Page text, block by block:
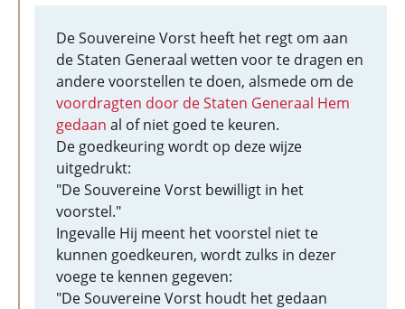
De Souvereine Vorst heeft het regt om aan
de Staten Generaal wetten voor te dragen en
andere voorstellen te doen, alsmede om de
voordragten door de Staten Generaal Hem
gedaan al of niet goed te keuren.
De goedkeuring wordt op deze wijze
uitgedrukt:
"De Souvereine Vorst bewilligt in het
voorstel."
Ingevalle Hij meent het voorstel niet te
kunnen goedkeuren, wordt zulks in dezer
voege te kennen gegeven:
"De Souvereine Vorst houdt het gedaan